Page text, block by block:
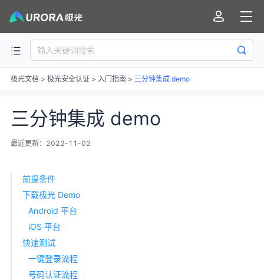
极光文档 > 极光安全认证 > 入门指南 > 三分钟集成 demo
三分钟集成 demo
最近更新：2022-11-02
前提条件
下载极光 Demo
Android 平台
iOS 平台
快速测试
一键登录流程
号码认证流程